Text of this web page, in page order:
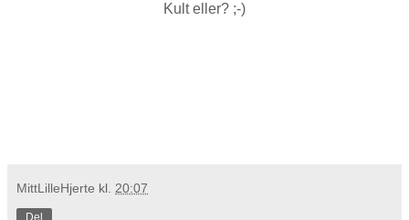
Kult eller? ;-)
MittLilleHjerte kl. 20:07